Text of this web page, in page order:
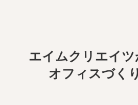
エイムクリエイツ
オフィスづく